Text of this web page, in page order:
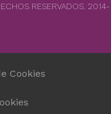
RESERVADOS. 2014-
Cookies